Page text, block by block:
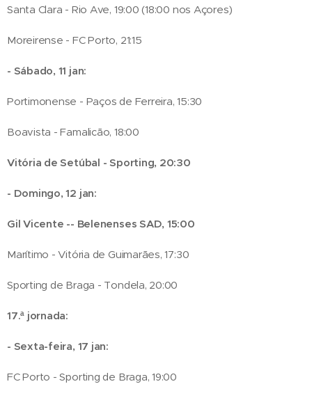
Santa Clara - Rio Ave, 19:00 (18:00 nos Açores)
Moreirense - FC Porto, 21:15
- Sábado, 11 jan:
Portimonense - Paços de Ferreira, 15:30
Boavista - Famalicão, 18:00
Vitória de Setúbal - Sporting, 20:30
- Domingo, 12 jan:
Gil Vicente -- Belenenses SAD, 15:00
Marítimo - Vitória de Guimarães, 17:30
Sporting de Braga - Tondela, 20:00
17.ª jornada:
- Sexta-feira, 17 jan:
FC Porto - Sporting de Braga, 19:00